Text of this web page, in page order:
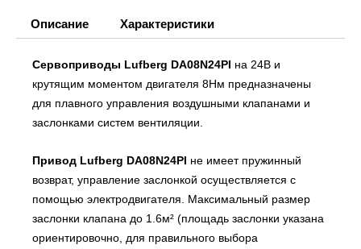
Описание Характеристики
Сервоприводы Lufberg DA08N24PI на 24В и
крутящим моментом двигателя 8Нм предназначены
для плавного управления воздушными клапанами и
заслонками систем вентиляции.
Привод Lufberg DA08N24PI не имеет пружинный
возврат, управление заслонкой осуществляется с
помощью электродвигателя. Максимальный размер
заслонки клапана до 1.6м² (площадь заслонки указана
ориентировочно, для правильного выбора